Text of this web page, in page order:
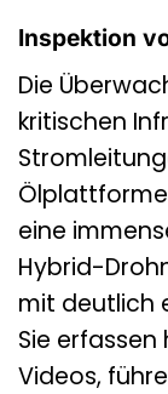
Inspektion
Die
kritischen
eine
Hybrid-
mit deutlich
Sie
Videos,